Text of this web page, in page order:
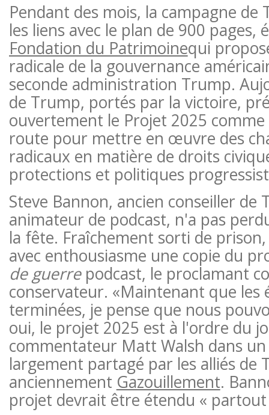
Pendant des mois, la campagne de
les liens avec le plan de 900 pages,
Fondation du Patrimoinequi
radicale de la gouvernance
seconde administration Trump.
de Trump, portés par la victoire,
ouvertement le Projet 2025
route pour mettre en œuvre des
radicaux en matière de droits
protections et politiques
Steve Bannon, ancien conseiller de
animateur de podcast, n'a pas
la fête. Fraîchement sorti de
avec enthousiasme une copie du
de guerrepodcast, le proclamant
conservateur. «Maintenant que les
terminées, je pense que nous
oui, le projet 2025 est à l'ordre du
commentateur Matt Walsh dans un
largement partagé par les alliés de
anciennement Gazouillement.
projet devrait être étendu « partout